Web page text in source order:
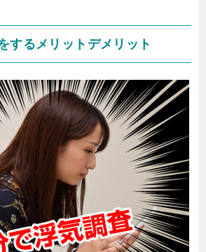
するメリットデメリット